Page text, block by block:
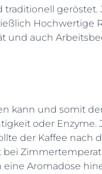
traditionell geröstet.
Hochwertige
und auch
kann und somit
oder Enzyme.
der Kaffee nach
bei
Aromadose